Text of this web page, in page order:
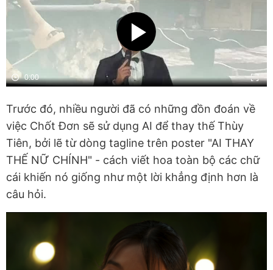
Trước đó, nhiều người đã có những đồn đoán về
việc Chốt Đơn sẽ sử dụng AI để thay thế Thùy
Tiên, bởi lẽ từ dòng tagline trên poster "AI THAY
THẾ NỮ CHÍNH" - cách viết hoa toàn bộ các chữ
cái khiến nó giống như một lời khẳng định hơn là
câu hỏi.